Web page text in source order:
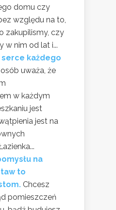
domu czy
względu na to,
zakupilismy, czy
w nim od lat i...
serce każdego
uważa, że
w każdym
jest
jest na
na
to
Chcesz
pomieszczeń